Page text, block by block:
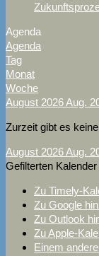
Agenda
Agenda
Tag
Monat
Woche
August 2026Aug.
Zurzeit gibt es
August 2026Aug.
Gefilterten
Zu Timely-
Zu Google
Zu Outlook
Zu Apple-
Einem